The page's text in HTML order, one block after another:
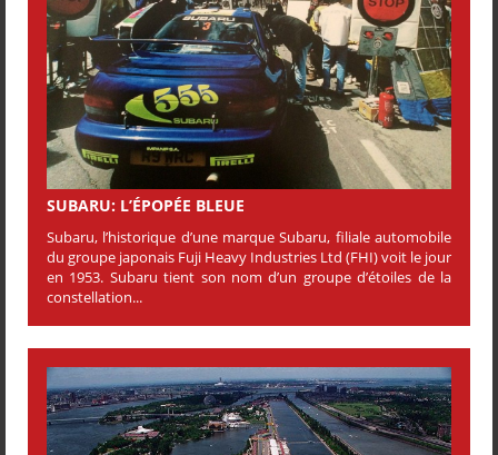
SUBARU: L’ÉPOPÉE BLEUE
Subaru, l’historique d’une marque Subaru, filiale automobile
du groupe japonais Fuji Heavy Industries Ltd (FHI) voit le jour
en 1953. Subaru tient son nom d’un groupe d’étoiles de la
constellation...